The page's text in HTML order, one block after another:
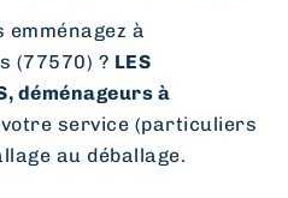
emménagez à
(77570) ? LES
déménageurs à
service (particuliers
au déballage.